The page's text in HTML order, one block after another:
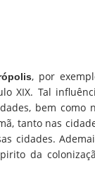
, por
XIX. Tal
bem como
tanto nas
cidades.
da